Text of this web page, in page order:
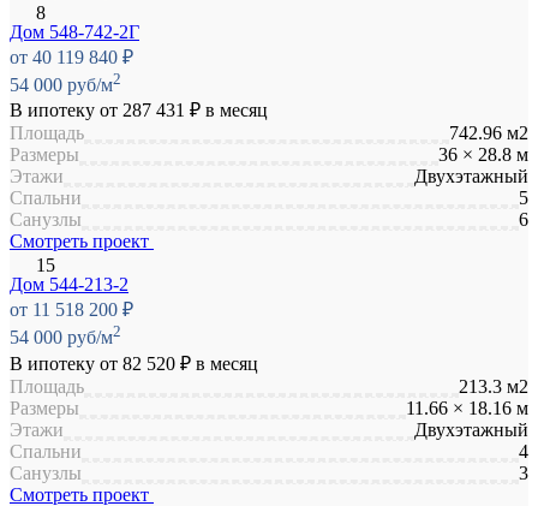
Дом 548-742-2Г
от 40 119 840 ₽
54 000 руб/м2
В ипотеку от 287 431 ₽ в месяц
Площадь
742.96 м2
Размеры
36 × 28.8 м
Этажи
Двухэтажный
Спальни
5
Санузлы
6
Смотреть проект
Дом 544-213-2
от 11 518 200 ₽
54 000 руб/м2
В ипотеку от 82 520 ₽ в месяц
Площадь
213.3 м2
Размеры
11.66 × 18.16 м
Этажи
Двухэтажный
Спальни
4
Санузлы
3
Смотреть проект